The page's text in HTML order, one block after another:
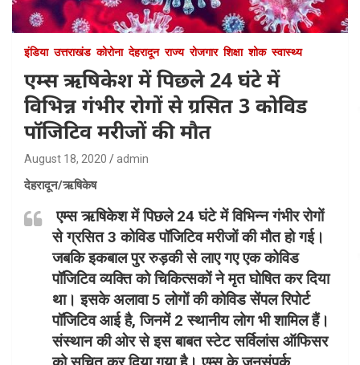
इंडिया उत्तराखंड कोरोना देहरादून राज्य रोजगार शिक्षा शोक स्वास्थ्य
एम्स ऋषिकेश में पिछले 24 घंटे में
विभिन्न गंभीर रोगों से ग्रसित 3 कोविड
पॉजिटिव मरीजों की मौत
August 18, 2020 admin
देहरादून/ऋषिकेष
एम्स ऋषिकेश में पिछले 24 घंटे में विभिन्न गंभीर रोगों
से ग्रसित 3 कोविड पॉजिटिव मरीजों की मौत हो गई।
जबकि इकबाल पुर रुड़की से लाए गए एक कोविड
पॉजिटिव व्यक्ति को चिकित्सकों ने मृत घोषित कर दिया
था। इसके अलावा 5 लोगों की कोविड सेंपल रिपोर्ट
पॉजिटिव आई है, जिनमें 2 स्थानीय लोग भी शामिल हैं।
संस्थान की ओर से इस बाबत स्टेट सर्विलांस ऑफिसर